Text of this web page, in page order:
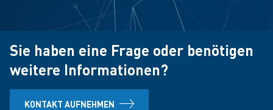
Sie haben eine Frage oder benötigen
weitere Informationen?
KONTAKT AUFNEHMEN